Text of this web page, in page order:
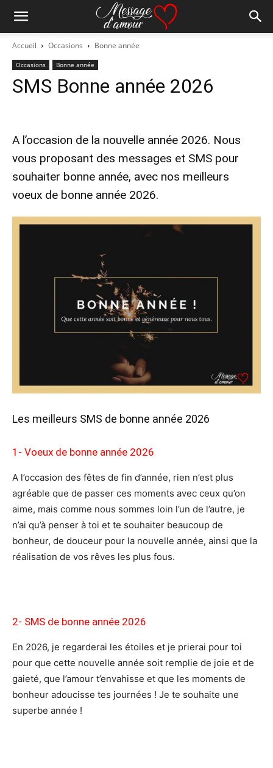
Accueil Occasions Bonne année
Occasions Bonne année
SMS Bonne année 2026
A l’occasion de la nouvelle année 2026. Nous
vous proposant des messages et SMS pour
souhaiter bonne année, avec nos meilleurs
voeux de bonne année 2026.
Les meilleurs SMS de bonne année 2026
1- Voeux de bonne année 2026
A l’occasion des fêtes de fin d’année, rien n’est plus
agréable que de passer ces moments avec ceux qu’on
aime, mais comme nous sommes loin l’un de l’autre, je
n’ai qu’à penser à toi et te souhaiter beaucoup de
bonheur, de douceur pour la nouvelle année, ainsi que la
réalisation de vos rêves les plus fous.
2- SMS de bonne année 2026
En 2026, je regarderai les étoiles et je prierai pour toi
pour que cette nouvelle année soit remplie de joie et de
gaieté, que l’amour t’envahisse et que les moments de
bonheur adoucisse tes journées ! Je te souhaite une
superbe année !